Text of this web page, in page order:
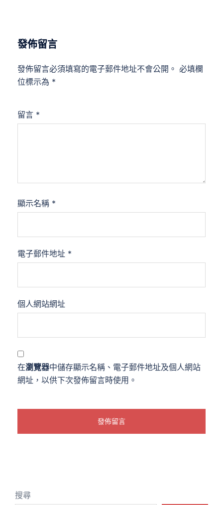
發佈留言
發佈留言必須填寫的電子郵件地址不會公開。 必填欄
位標示為 *
留言 *
顯示名稱 *
電子郵件地址 *
個人網站網址
在瀏覽器中儲存顯示名稱、電子郵件地址及個人網站
網址，以供下次發佈留言時使用。
搜尋